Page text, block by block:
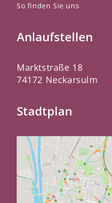
So finden Sie uns
Anlaufstellen
Marktstraße 18
74172 Neckarsulm
Stadtplan